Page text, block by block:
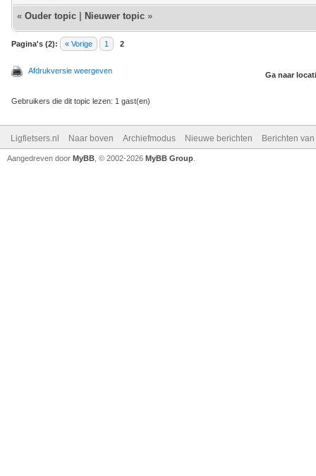
« Ouder topic Nieuwer topic »
Pagina's (2): « Vorige 1 2
Afdrukversie weergeven Ga naar
Gebruikers die dit topic lezen: 1 gast(en)
Ligfietsers.nl Naar boven Archiefmodus Nieuwe berichten Berichten
Aangedreven door MyBB , © 2002-2026 MyBB Group